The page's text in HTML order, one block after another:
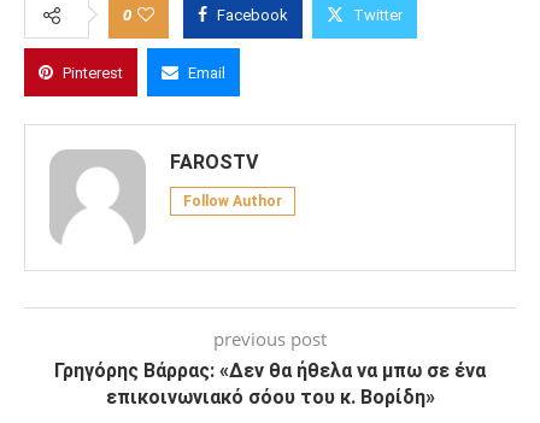
0 Facebook Twitter
Pinterest Email
FAROSTV
Follow Author
previous post
Γρηγόρης Βάρρας: «Δεν θα ήθελα να μπω σε ένα
επικοινωνιακό σόου του κ. Βορίδη»